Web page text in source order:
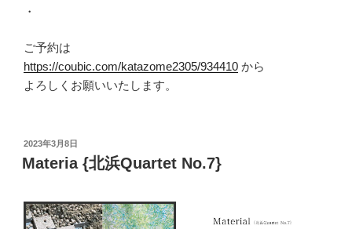
・
ご予約は
https://coubic.com/katazome2305/934410 から
よろしくお願いいたします。
投
稿
日:
2023年3月8日
Materia {北浜Quartet No.7}